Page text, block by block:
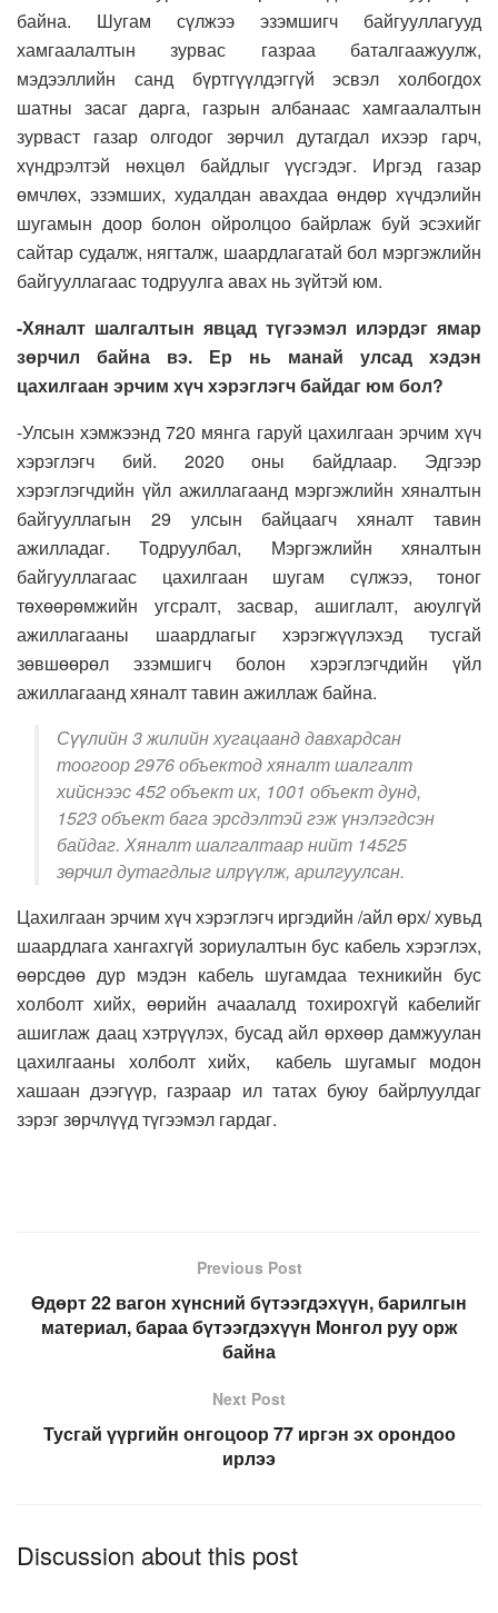
байна. Шугам сүлжээ эзэмшигч байгууллагууд
хамгаалалтын зурвас газраа баталгаажуулж,
мэдээллийн санд бүртгүүлдэггүй эсвэл холбогдох
шатны засаг дарга, газрын албанаас хамгаалалтын
зурваст газар олгодог зөрчил дутагдал ихээр гарч,
хүндрэлтэй нөхцөл байдлыг үүсгэдэг. Иргэд газар
өмчлөх, эзэмших, худалдан авахдаа өндөр хүчдэлийн
шугамын доор болон ойролцоо байрлаж буй эсэхийг
сайтар судалж, нягталж, шаардлагатай бол мэргэжлийн
байгууллагаас тодруулга авах нь зүйтэй юм.
-Хяналт шалгалтын явцад түгээмэл илэрдэг ямар
зөрчил байна вэ. Ер нь манай улсад хэдэн
цахилгаан эрчим хүч хэрэглэгч байдаг юм бол?
-Улсын хэмжээнд 720 мянга гаруй цахилгаан эрчим хүч
хэрэглэгч бий. 2020 оны байдлаар. Эдгээр
хэрэглэгчдийн үйл ажиллагаанд мэргэжлийн хяналтын
байгууллагын 29 улсын байцаагч хяналт тавин
ажилладаг. Тодруулбал, Мэргэжлийн хяналтын
байгууллагаас цахилгаан шугам сүлжээ, тоног
төхөөрөмжийн угсралт, засвар, ашиглалт, аюулгүй
ажиллагааны шаардлагыг хэрэгжүүлэхэд тусгай
зөвшөөрөл эзэмшигч болон хэрэглэгчдийн үйл
ажиллагаанд хяналт тавин ажиллаж байна.
Сүүлийн 3 жилийн хугацаанд давхардсан
тоогоор 2976 объектод хяналт шалгалт
хийснээс 452 объект их, 1001 объект дунд,
1523 объект бага эрсдэлтэй гэж үнэлэгдсэн
байдаг. Хяналт шалгалтаар нийт 14525
зөрчил дутагдлыг илрүүлж, арилгуулсан.
Цахилгаан эрчим хүч хэрэглэгч иргэдийн /айл өрх/ хувьд
шаардлага хангахгүй зориулалтын бус кабель хэрэглэх,
өөрсдөө дур мэдэн кабель шугамдаа техникийн бус
холболт хийх, өөрийн ачаалалд тохирохгүй кабелийг
ашиглаж даац хэтрүүлэх, бусад айл өрхөөр дамжуулан
цахилгааны холболт хийх, кабель шугамыг модон
хашаан дээгүүр, газраар ил татах буюу байрлуулдаг
зэрэг зөрчлүүд түгээмэл гардаг.
Previous Post
Өдөрт 22 вагон хүнсний бүтээгдэхүүн, барилгын
материал, бараа бүтээгдэхүүн Монгол руу орж
байна
Next Post
Тусгай үүргийн онгоцоор 77 иргэн эх орондоо
ирлээ
Discussion about this post